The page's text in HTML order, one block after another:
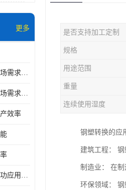
更多
昆明光固化套厂家 市场需求持续增长
福州光固化套厂家 市场需求持续增长
效率
呼和浩特钢塑转换 成功应用的实例与经验分享
是否支持加工定制
规格
用途范围
重量
连续使用湿度
钢塑转换的应
建筑工程：
制造业： 在
环保领域： 钢